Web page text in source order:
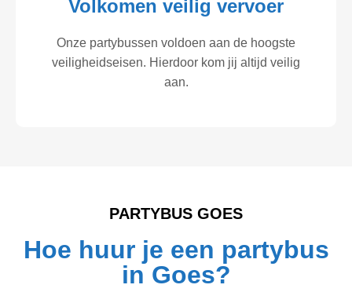
Volkomen veilig vervoer
Onze partybussen voldoen aan de hoogste
veiligheidseisen. Hierdoor kom jij altijd veilig
aan.
PARTYBUS GOES
Hoe huur je een partybus
in Goes?